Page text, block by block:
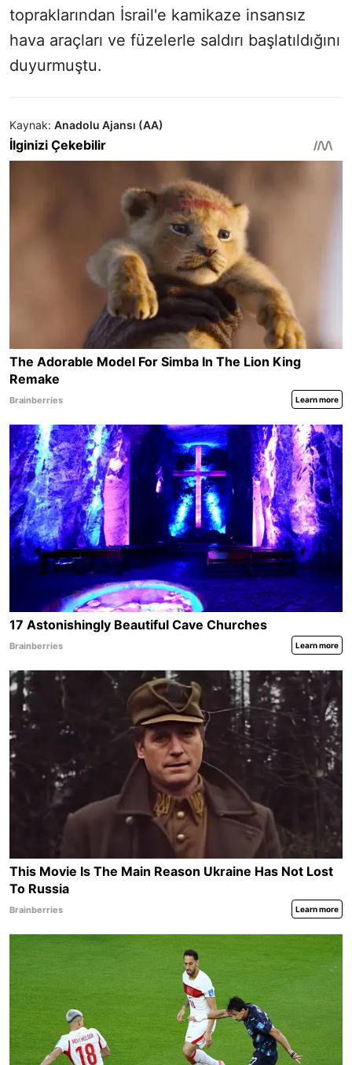
topraklarından İsrail'e kamikaze insansız
hava araçları ve füzelerle saldırı başlatıldığını
duyurmuştu.
Kaynak: Anadolu Ajansı (AA)